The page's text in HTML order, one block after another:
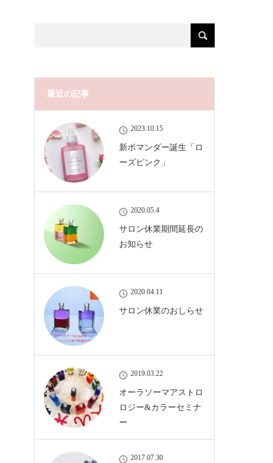
最近の記事
2023.10.15
新ポマンダー誕生「ロ
ーズピンク」
2020.05.4
サロン休業期間延長の
お知らせ
2020.04.11
サロン休業のおしらせ
2019.03.22
オーラソーマアストロ
ロジー&カラーセミナ
ー
2017.07.30